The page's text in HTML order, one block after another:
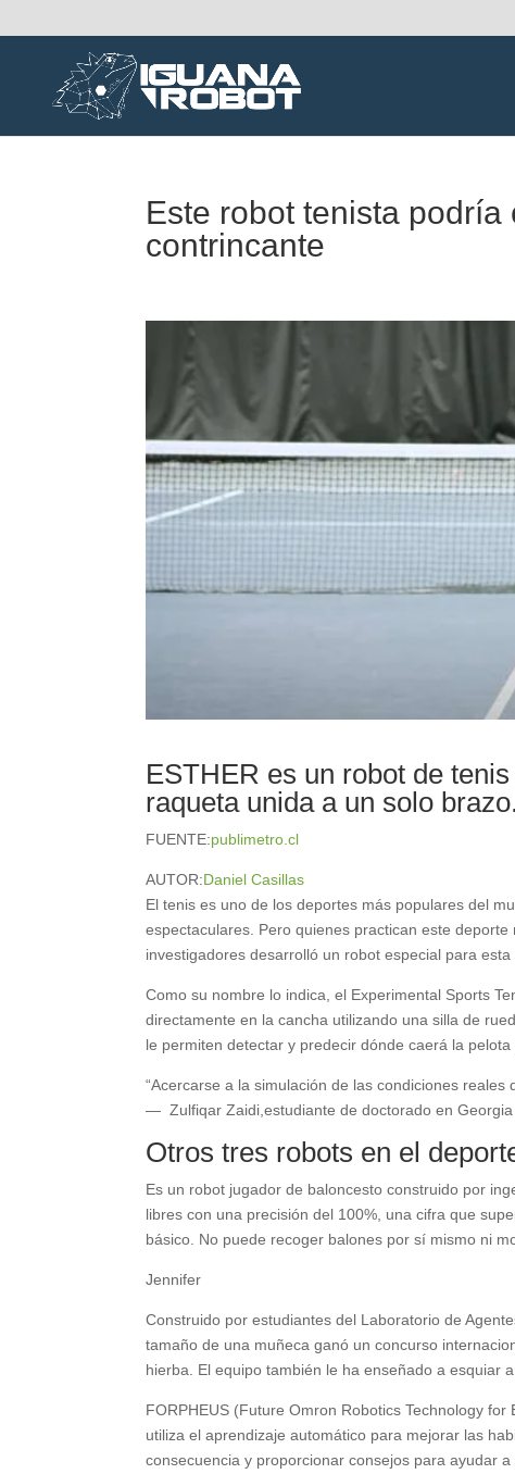
Este robot tenista
contrincante
ESTHER es un robot de
raqueta unida a un solo brazo.
FUENTE:publimetro.cl
AUTOR:Daniel Casillas
El tenis es uno de los deportes más populares del
espectaculares. Pero quienes practican este
investigadores desarrolló un robot especial para esta
Como su nombre lo indica, el Experimental Sports
directamente en la cancha utilizando una silla de
le permiten detectar y predecir dónde caerá la
“Acercarse a la simulación de las condiciones
— Zulfiqar Zaidi,estudiante de doctorado en Georgia
Otros tres robots en el
Es un robot jugador de baloncesto construido por
libres con una precisión del 100%, una cifra que
básico. No puede recoger balones por sí mismo ni
Jennifer
Construido por estudiantes del Laboratorio de
tamaño de una muñeca ganó un concurso
hierba. El equipo también le ha enseñado a esquiar
FORPHEUS (Future Omron Robotics Technology
utiliza el aprendizaje automático para mejorar las
consecuencia y proporcionar consejos para ayudar